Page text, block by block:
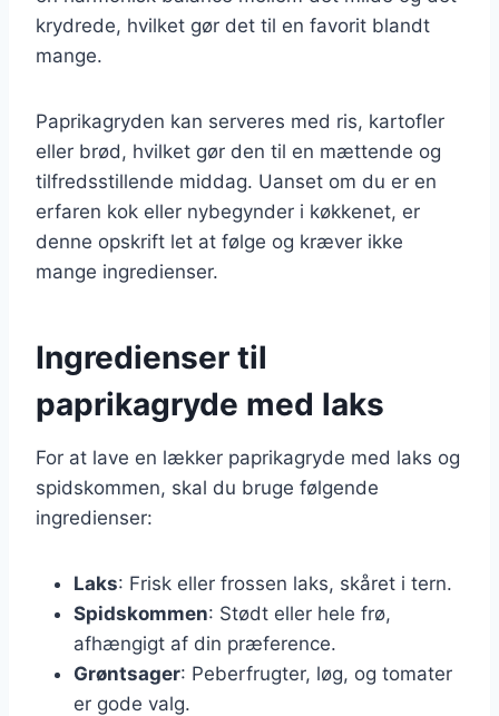
krydrede, hvilket gør det til en favorit blandt
mange.
Paprikagryden kan serveres med ris, kartofler
eller brød, hvilket gør den til en mættende og
tilfredsstillende middag. Uanset om du er en
erfaren kok eller nybegynder i køkkenet, er
denne opskrift let at følge og kræver ikke
mange ingredienser.
Ingredienser til
paprikagryde med laks
For at lave en lækker paprikagryde med laks og
spidskommen, skal du bruge følgende
ingredienser:
Laks: Frisk eller frossen laks, skåret i tern.
Spidskommen: Stødt eller hele frø,
afhængigt af din præference.
Grøntsager: Peberfrugter, løg, og tomater
er gode valg.